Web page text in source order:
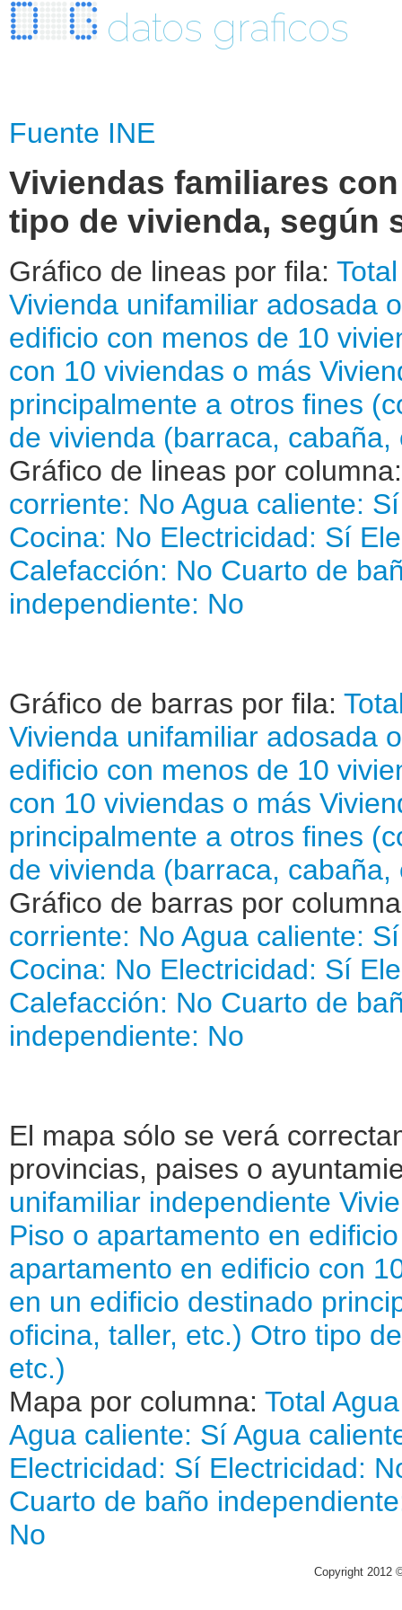
datos graficos
Fuente INE
Viviendas familiares
tipo de vivienda, según
Gráfico de lineas por fila: Total
Vivienda unifamiliar adosada
edificio con menos de 10
con 10 viviendas o más
principalmente a otros fines
de vivienda (barraca, cabaña,
Gráfico de lineas por
corriente: No Agua caliente: Sí
Cocina: No Electricidad: Sí
Calefacción: No Cuarto de
independiente: No
Gráfico de barras por fila:
Vivienda unifamiliar adosada
edificio con menos de 10
con 10 viviendas o más
principalmente a otros fines
de vivienda (barraca, cabaña,
Gráfico de barras por
corriente: No Agua caliente: Sí
Cocina: No Electricidad: Sí
Calefacción: No Cuarto de
independiente: No
El mapa sólo se verá
provincias, paises o
unifamiliar independiente
Piso o apartamento en
apartamento en edificio con
en un edificio destinado
oficina, taller, etc.) Otro tipo
etc.)
Mapa por columna: Total
Agua caliente: SíAgua
Electricidad: Sí Electricidad:
Cuarto de baño
No
Copyright 2012